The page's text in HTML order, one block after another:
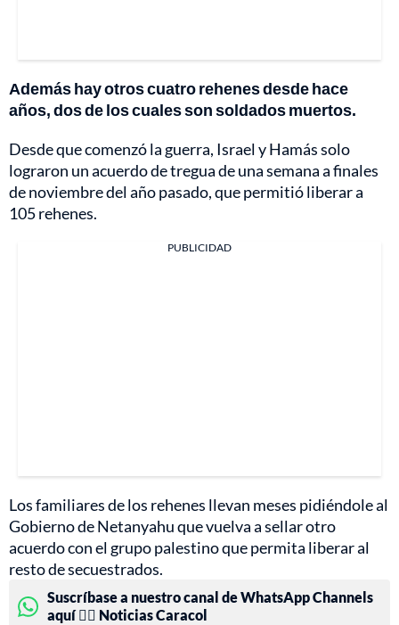
Además hay otros cuatro rehenes desde hace
años, dos de los cuales son soldados muertos.
Desde que comenzó la guerra, Israel y Hamás solo
lograron un acuerdo de tregua de una semana a finales
de noviembre del año pasado, que permitió liberar a
105 rehenes.
PUBLICIDAD
Los familiares de los rehenes llevan meses pidiéndole al
Gobierno de Netanyahu que vuelva a sellar otro
acuerdo con el grupo palestino que permita liberar al
resto de secuestrados.
Suscríbase a nuestro canal de WhatsApp Channels
aquí 👉🏻 Noticias Caracol